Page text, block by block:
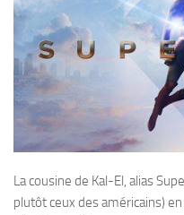
La cousine de Kal-El, alias
plutôt ceux des américains)